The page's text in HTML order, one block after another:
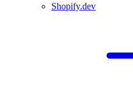
Shopify.dev